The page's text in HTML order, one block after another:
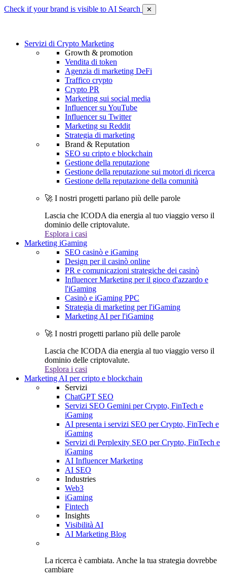
Check if your brand is visible to AI Search ✕
Servizi di Crypto Marketing
Growth & promotion
Vendita di token
Agenzia di marketing DeFi
Traffico crypto
Crypto PR
Marketing sui social media
Influencer su YouTube
Influencer su Twitter
Marketing su Reddit
Strategia di marketing
Brand & Reputation
SEO su cripto e blockchain
Gestione della reputazione
Gestione della reputazione sui motori di ricerca
Gestione della reputazione della comunità
🚀 I nostri progetti parlano più delle parole
Lascia che ICODA dia energia al tuo viaggio verso il
dominio delle criptovalute.
Esplora i casi
Marketing iGaming
SEO casinò e iGaming
Design per il casinò online
PR e comunicazioni strategiche dei casinò
Influencer Marketing per il gioco d'azzardo e
l'iGaming
Casinò e iGaming PPC
Strategia di marketing per l'iGaming
Marketing AI per l'iGaming
🚀 I nostri progetti parlano più delle parole
Lascia che ICODA dia energia al tuo viaggio verso il
dominio delle criptovalute.
Esplora i casi
Marketing AI per cripto e blockchain
Servizi
ChatGPT SEO
Servizi SEO Gemini per Crypto, FinTech e
iGaming
AI presenta i servizi SEO per Crypto, FinTech e
iGaming
Servizi di Perplexity SEO per Crypto, FinTech e
iGaming
AI Influencer Marketing
AI SEO
Industries
Web3
iGaming
Fintech
Insights
Visibilità AI
AI Marketing Blog
La ricerca è cambiata. Anche la tua strategia dovrebbe
cambiare